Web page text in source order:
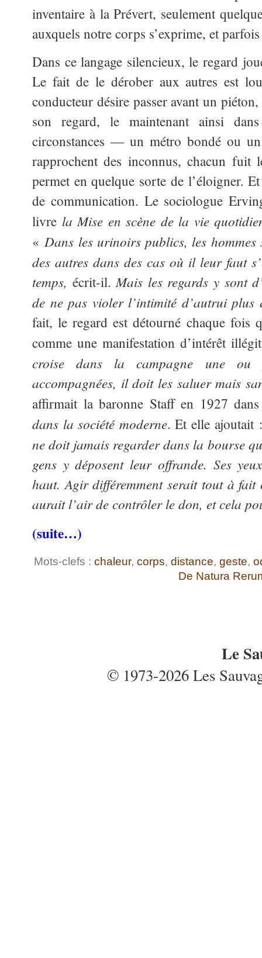
inventaire à la Prévert, seulement
auxquels notre corps s’exprime, et
Dans ce langage silencieux, le regard
Le fait de le dérober aux autres est
conducteur désire passer avant un
son regard, le maintenant ainsi
circonstances — un métro bondé ou
rapprochent des inconnus, chacun fuit
permet en quelque sorte de l’éloigner.
de communication. Le sociologue
livre la Mise en scène de la vie
«Dans les urinoirs publics, les hommes
des autres dans des cas où il leur faut
temps, écrit-il. Mais les regards y sont
de ne pas violer l’intimité d’autrui plus
fait, le regard est détourné chaque fois
comme une manifestation d’intérêt
croise dans la campagne une ou
accompagnées, il doit les saluer mais
affirmait la baronne Staff en 1927
dans la société moderne. Et elle
ne doit jamais regarder dans la bourse
gens y déposent leur offrande. Ses
haut. Agir différemment serait tout à
aurait l’air de contrôler le don, et cela
(suite…)
Mots-clefs : chaleur, corps, distance, geste,
De Natura
Le
© 1973-2026 Les